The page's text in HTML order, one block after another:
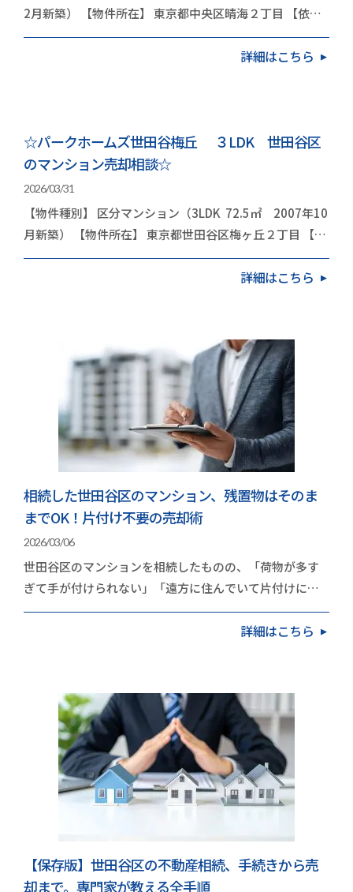
2月新築） 【物件所在】 東京都中央区晴海２丁目 【依頼
内容】 お住み替え（引越し） 今回は…
詳細はこちら
☆パークホームズ世田谷梅丘 ３LDK 世田谷区
のマンション売却相談☆
2026/03/31
【物件種別】 区分マンション（3LDK 72.5㎡ 2007年10
月新築） 【物件所在】 東京都世田谷区梅ヶ丘２丁目 【依
頼内容】 お住み替え（引越し） 今…
詳細はこちら
相続した世田谷区のマンション、残置物はそのま
までOK！片付け不要の売却術
2026/03/06
世田谷区のマンションを相続したものの、「荷物が多す
ぎて手が付けられない」「遠方に住んでいて片付けに行
く時間がない」と立ち止まっていませんか？実は、世…
詳細はこちら
【保存版】世田谷区の不動産相続、手続きから売
却まで。専門家が教える全手順